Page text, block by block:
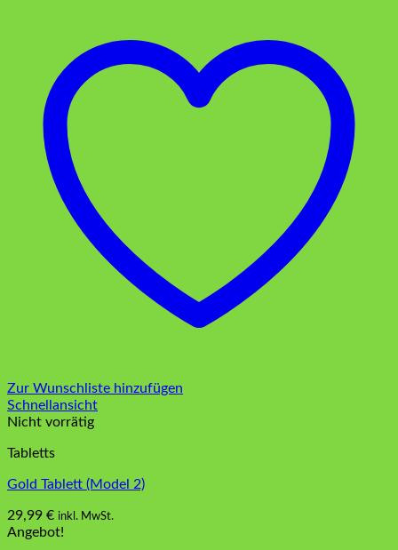
Zur Wunschliste hinzufügen
Schnellansicht
Nicht vorrätig
Tabletts
Gold Tablett (Model 2)
29,99 € inkl. MwSt.
Angebot!